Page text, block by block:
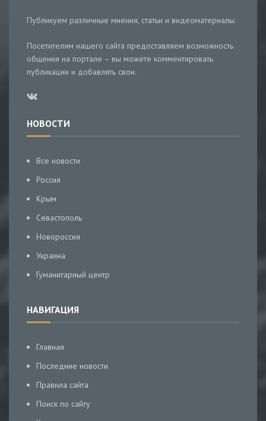
Публикуем различные мнения, статьи и видеоматериалы.
Посетителям нашего сайта предоставляем возможность
общения на портале – вы можете комментировать
публикации и добавлять свои.
НОВОСТИ
Все новости
Россия
Крым
Севастополь
Новороссия
Украина
Гуманитарный центр
НАВИГАЦИЯ
Главная
Последние новости
Правила сайта
Поиск по сайту